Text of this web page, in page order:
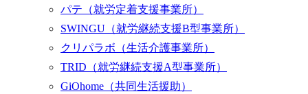
パテ （就労定着支援事業所）
SWINGU （就労継続支援B型事業所）
クリパラボ （生活介護事業所）
TRID （就労継続支援A型事業所）
GiOhome （共同生活援助）